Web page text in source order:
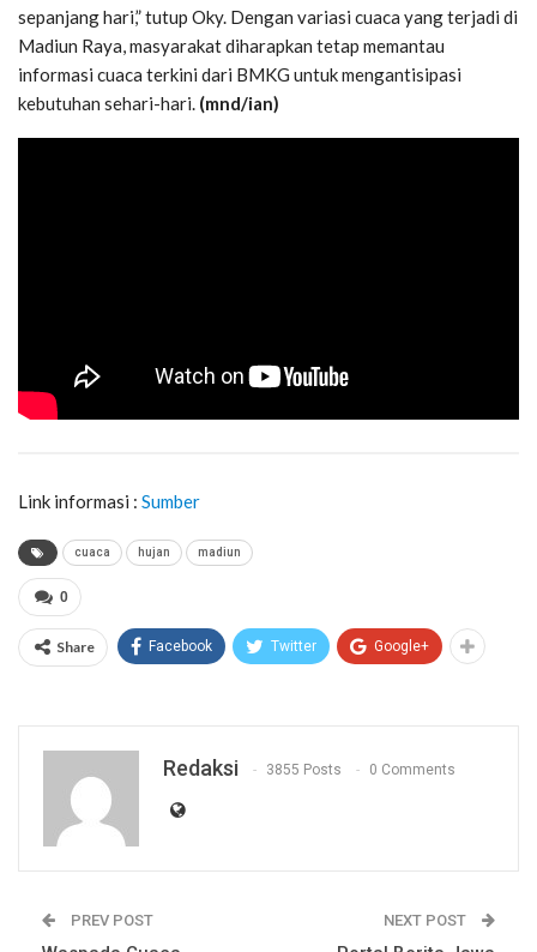
sepanjang hari,” tutup Oky. Dengan variasi cuaca yang terjadi di
Madiun Raya, masyarakat diharapkan tetap memantau
informasi cuaca terkini dari BMKG untuk mengantisipasi
kebutuhan sehari-hari. (mnd/ian)
Link informasi : Sumber
cuaca hujan madiun
0
Share Facebook Twitter Google+
Redaksi 3855 Posts 0 Comments
PREV POST NEXT POST